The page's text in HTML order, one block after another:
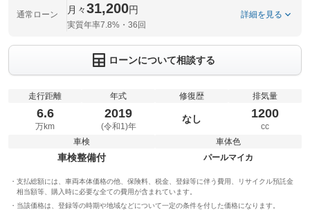
通常ローン 月々31,200円
実質年率7.8%・36回
詳細を見る
ローンについて相談する
走行距離
6.6
万km
年式
2019
(令和1)年
修復歴
なし
排気量
1200
cc
車検
車検整備付
車体色
パールマイカ
支払総額には、車両本体価格の他、保険料、税金、登録等に伴う費用、リサイクル預託金
相当額等、購入時に必要な全ての費用が含まれています。
当該価格は、登録等の時期や地域などについて一定の条件を付した価格になります。